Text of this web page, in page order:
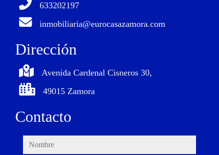
633202197
inmobiliaria@eurocasazamora.com
Dirección
Avenida Cardenal Cisneros 30,
49015 Zamora
Contacto
nombre